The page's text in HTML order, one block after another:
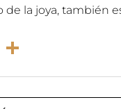
de la joya, también
Email